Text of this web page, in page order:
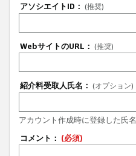
アソシエイトID： (推奨)
WebサイトのURL： (推奨)
紹介料受取人氏名： (オプション)
アカウント作成時に登録した氏名
コメント： (必須)